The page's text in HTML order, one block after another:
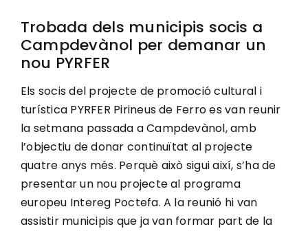
Trobada dels municipis socis a
Campdevànol per demanar un
nou PYRFER
Els socis del projecte de promoció cultural i
turística PYRFER Pirineus de Ferro es van reunir
la setmana passada a Campdevànol, amb
l’objectiu de donar continuïtat al projecte
quatre anys més. Perquè això sigui així, s’ha de
presentar un nou projecte al programa
europeu Intereg Poctefa. A la reunió hi van
assistir municipis que ja van formar part de la